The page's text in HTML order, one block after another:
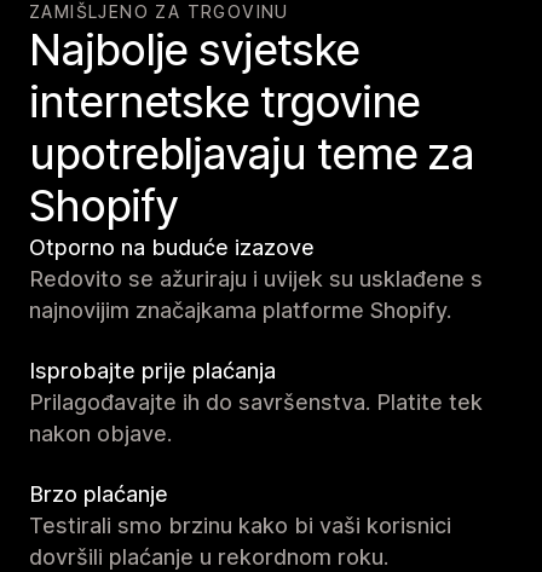
ZAMIŠLJENO ZA TRGOVINU
Najbolje svjetske
internetske trgovine
upotrebljavaju teme za
Shopify
Otporno na buduće izazove
Redovito se ažuriraju i uvijek su usklađene s
najnovijim značajkama platforme Shopify.
Isprobajte prije plaćanja
Prilagođavajte ih do savršenstva. Platite tek
nakon objave.
Brzo plaćanje
Testirali smo brzinu kako bi vaši korisnici
dovršili plaćanje u rekordnom roku.